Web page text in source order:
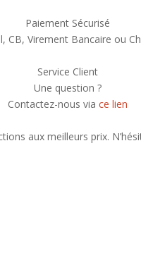
Paiement Sécurisé
CB, Virement Bancaire ou
Service Client
Une question ?
Contactez-nous via ce lien
aux meilleurs prix.